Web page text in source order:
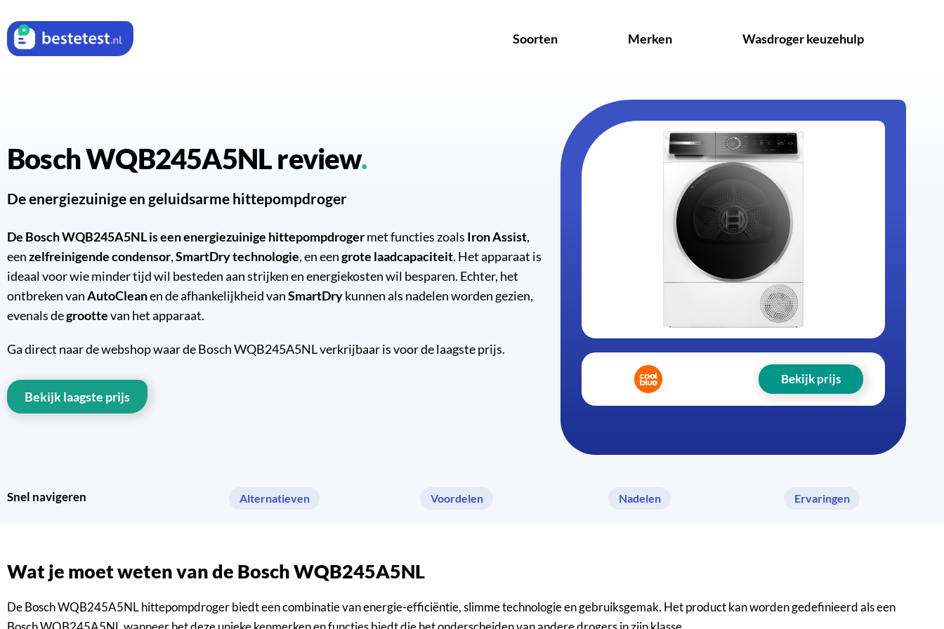
Soorten Merken Wasdroger keuzehulp
Bosch WQB245A5NL review
De energiezuinige en geluidsarme hittepompdroger
De Bosch WQB245A5NL is een energiezuinige hittepompdrogermet functies zoals Iron Assist,
eenzelfreinigende condensor,SmartDry technologie, en eengrote laadcapaciteit. Het apparaat is
ideaal voor wie minder tijd wil besteden aan strijken en energiekosten wil besparen. Echter, het
ontbreken vanAutoCleanen de afhankelijkheid vanSmartDrykunnen als nadelen worden gezien,
evenals degroottevan het apparaat.
Ga direct naar de webshop waar de Bosch WQB245A5NL verkrijbaar is voor de laagste prijs.
Bekijk laagste prijs
Bekijk prijs
Snel navigeren Alternatieven Voordelen Nadelen Ervaringen
Wat je moet weten van de Bosch WQB245A5NL
De Bosch WQB245A5NL hittepompdroger biedt een combinatie van energie-efficiëntie, slimme technologie en gebruiksgemak. Het product kan worden gedefinieerd als een